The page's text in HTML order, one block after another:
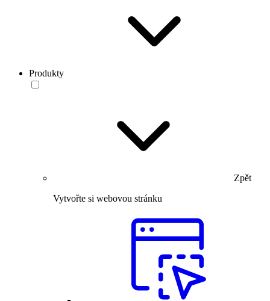
Produkty
Zpět
Vytvořte si webovou stránku